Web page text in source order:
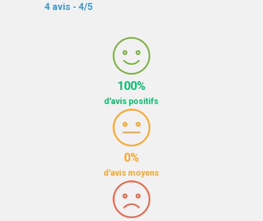
4 avis - 4/5
100%
d'avis positifs
0%
d'avis moyens